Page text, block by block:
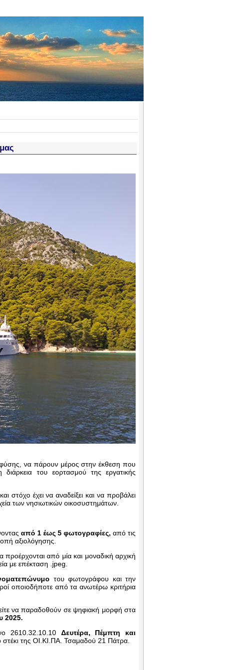
να πάρουν μέρος στην έκθεση που
του εορτασμού της εργατικής
και στόχο έχει να αναδείξει και να προβάλει
των νησιωτικών οικοσυστημάτων.
από 1 έως 5 φωτογραφίες, από τις
αξιολόγησης.
από μία και μοναδική αρχική
με επέκταση .jpeg.
του φωτογράφου και την
οποιοδήποτε από τα ανωτέρω κριτήρια
να παραδοθούν σε ψηφιακή μορφή στα
2025.
2610.32.10.10 Δευτέρα, Πέμπτη και
της ΟΙ.ΚΙ.ΠΑ. Τσαμαδού 21 Πάτρα.